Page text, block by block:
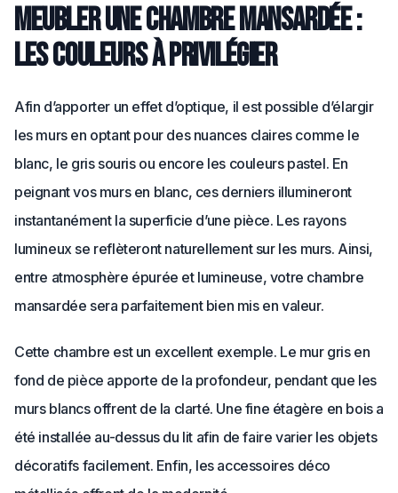
Meubler une chambre mansardée :
les couleurs à privilégier
Afin d’apporter un effet d’optique, il est possible d’élargir
les murs en optant pour des nuances claires comme le
blanc, le gris souris ou encore les couleurs pastel. En
peignant vos murs en blanc, ces derniers illumineront
instantanément la superficie d’une pièce. Les rayons
lumineux se reflèteront naturellement sur les murs. Ainsi,
entre atmosphère épurée et lumineuse, votre chambre
mansardée sera parfaitement bien mis en valeur.
Cette chambre est un excellent exemple. Le mur gris en
fond de pièce apporte de la profondeur, pendant que les
murs blancs offrent de la clarté. Une fine étagère en bois a
été installée au-dessus du lit afin de faire varier les objets
décoratifs facilement. Enfin, les accessoires déco